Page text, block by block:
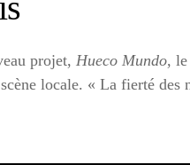
projet, Hueco Mundo,
locale. « La fierté